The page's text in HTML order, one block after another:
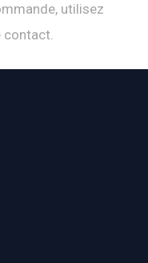
utilisez
contact.